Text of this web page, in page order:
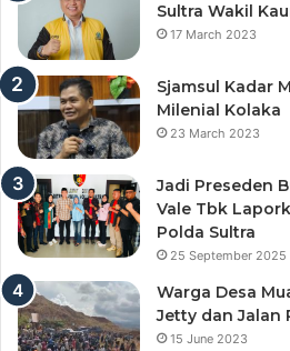
Sultra Wakil
17 March 2023
Sjamsul Kadar
Milenial Kolaka
23 March 2023
Jadi Preseden
Vale Tbk
Polda Sultra
25 September 2025
Warga Desa
Jetty dan Jalan
15 June 2023